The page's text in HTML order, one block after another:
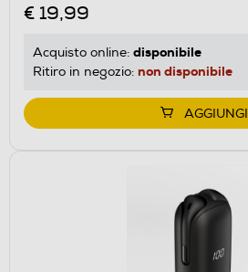
€ 19,99
Acquisto online: disponibile
Ritiro in negozio: non disponibile
AGGIUNGI